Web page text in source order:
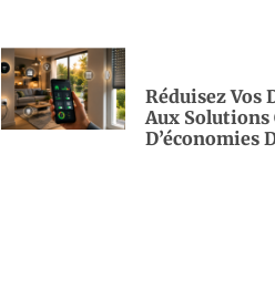
Réduisez Vos
Aux Solutions
D’économies